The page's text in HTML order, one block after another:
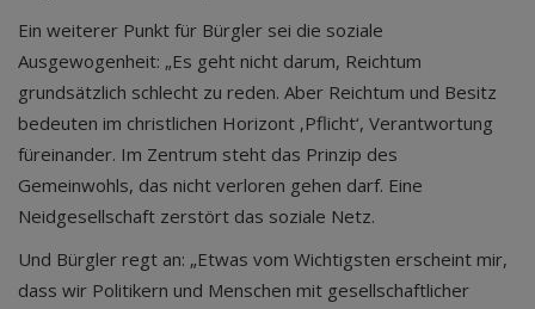
Ein weiterer Punkt für Bürgler sei die soziale
Ausgewogenheit: „Es geht nicht darum, Reichtum
grundsätzlich schlecht zu reden. Aber Reichtum und Besitz
bedeuten im christlichen Horizont ‚Pflicht‘, Verantwortung
füreinander. Im Zentrum steht das Prinzip des
Gemeinwohls, das nicht verloren gehen darf. Eine
Neidgesellschaft zerstört das soziale Netz.
Und Bürgler regt an: „Etwas vom Wichtigsten erscheint mir,
dass wir Politikern und Menschen mit gesellschaftlicher